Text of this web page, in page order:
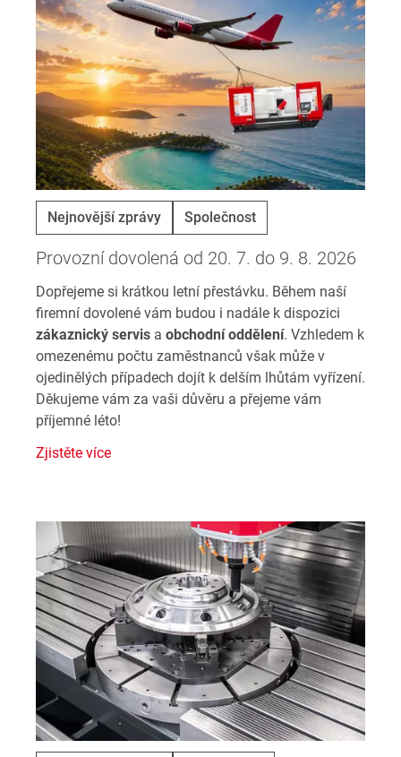
Nejnovější zprávy Společnost
Provozní dovolená od 20. 7. do 9. 8. 2026
Dopřejeme si krátkou letní přestávku. Během naší
firemní dovolené vám budou i nadále k dispozici
zákaznický servis a obchodní oddělení. Vzhledem k
omezenému počtu zaměstnanců však může v
ojedinělých případech dojít k delším lhůtám vyřízení.
Děkujeme vám za vaši důvěru a přejeme vám
příjemné léto!
Zjistěte více